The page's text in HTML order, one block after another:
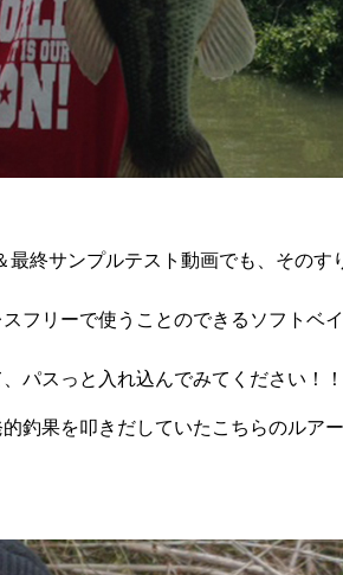
終サンプルテスト動画でも、そのす
フリーで使うことのできるソフトベ
パスっと入れ込んでみてください！！
釣果を叩きだしていたこちらのルア